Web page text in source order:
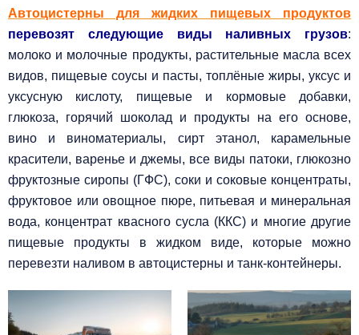
Автоцистерны для жидких пищевых продуктов
перевозят следующие виды наливных грузов:
молоко и молочные продукты, растительные масла всех
видов, пищевые соусы и пасты, топлёные жиры, уксус и
уксусную кислоту, пищевые и кормовые добавки,
глюкоза, горячий шоколад и продукты на его основе,
вино и виноматериалы, сирт этанол, карамельные
красители, варенье и джемы, все виды патоки, глюкозно
фруктозные сиропы (ГФС), соки и соковые концентраты,
фруктовое или овощное пюре, питьевая и минеральная
вода, концентрат квасного сусла (ККС) и многие другие
пищевые продукты в жидком виде, которые можно
перевезти наливом в автоцистерны и танк-контейнеры.